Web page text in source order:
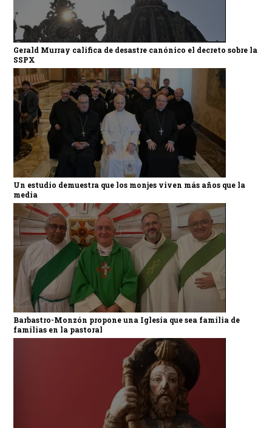
Gerald Murray califica de desastre canónico el decreto sobre la
SSPX
Un estudio demuestra que los monjes viven más años que la
media
Barbastro-Monzón propone una Iglesia que sea familia de
familias en la pastoral